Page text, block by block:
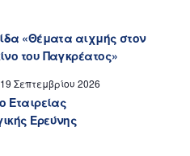
«Θέματα αιχμής στον
του Παγκρέατος»
19 Σεπτεμβρίου 2026
Εταιρείας
Ερεύνης